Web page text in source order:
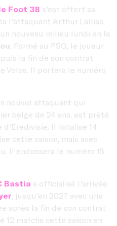
Foot 38 s'est offert sa
l'attaquant Arthur Lallias,
nouveau milieu lundi en la
. Formé au PSG, le joueur
la fin de son contrat
Volos. Il portera le numéro
nouvel attaquant qui
belge de 24 ans, est prêté
d'Eredivisie. Il totalise 14
cette saison, mais avec
Il endossera le numéro 15
Bastia a officialisé l'arrivée
, jusqu'en 2027 avec une
après la fin de son contrat
12 matchs cette saison en